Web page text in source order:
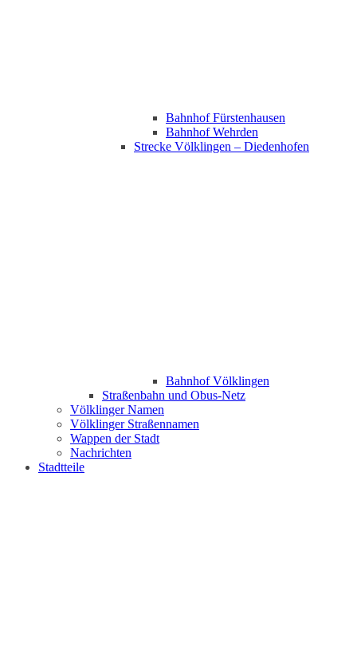
Bahnhof Fürstenhausen
Bahnhof Wehrden
Strecke Völklingen – Diedenhofen
Bahnhof Völklingen
Straßenbahn und Obus-Netz
Völklinger Namen
Völklinger Straßennamen
Wappen der Stadt
Nachrichten
Stadtteile